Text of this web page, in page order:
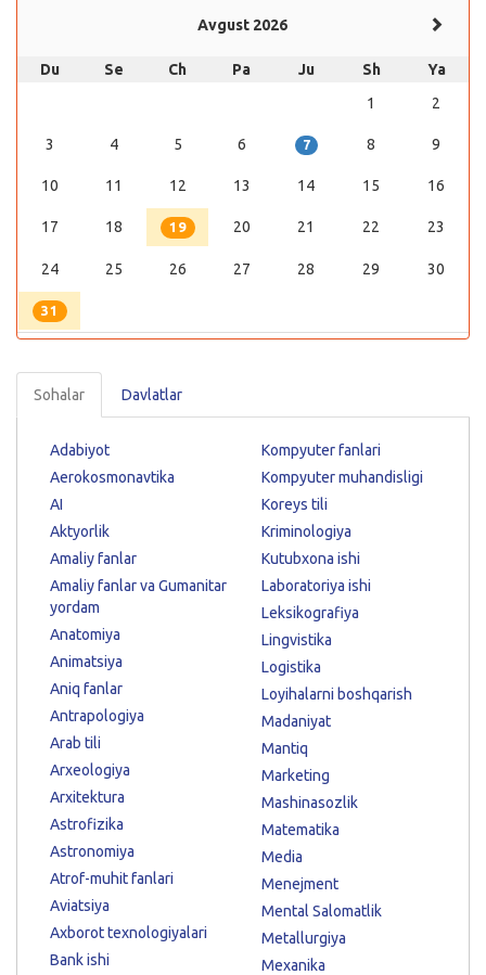
Avgust 2026
Du Se Ch Pa Ju Sh
Ya
1
2
3 4 5 6 7 8 9
10 11 12 13 14 15 16
17 18 19 20 21 22 23
24 25 26 27 28 29 30
31
Sohalar Davlatlar
Adabiyot
Aerokosmonavtika
AI
Aktyorlik
Amaliy fanlar
Amaliy fanlar va Gumanitar
yordam
Anatomiya
Animatsiya
Aniq fanlar
Antrapologiya
Arab tili
Arxeologiya
Arxitektura
Astrofizika
Astronomiya
Atrof-muhit fanlari
Aviatsiya
Axborot texnologiyalari
Bank ishi
Kompyuter fanlari
Kompyuter muhandisligi
Koreys tili
Kriminologiya
Kutubxona ishi
Laboratoriya ishi
Leksikografiya
Lingvistika
Logistika
Loyihalarni boshqarish
Madaniyat
Mantiq
Marketing
Mashinasozlik
Matematika
Media
Menejment
Mental Salomatlik
Metallurgiya
Mexanika